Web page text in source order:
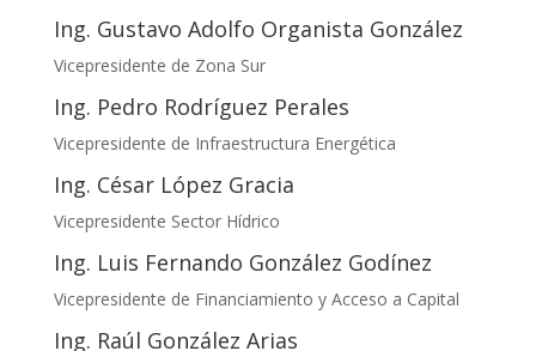
Ing. Gustavo Adolfo Organista González
Vicepresidente de Zona Sur
Ing. Pedro Rodríguez Perales
Vicepresidente de Infraestructura Energética
Ing. César López Gracia
Vicepresidente Sector Hídrico
Ing. Luis Fernando González Godínez
Vicepresidente de Financiamiento y Acceso a Capital
Ing. Raúl González Arias